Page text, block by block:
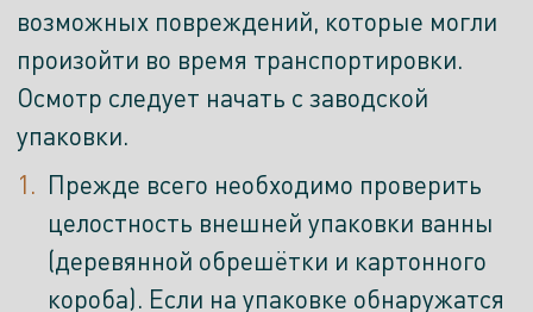
возможных повреждений, которые могли
произойти во время транспортировки.
Осмотр следует начать с заводской
упаковки.
Прежде всего необходимо проверить
целостность внешней упаковки ванны
(деревянной обрешётки и картонного
короба). Если на упаковке обнаружатся